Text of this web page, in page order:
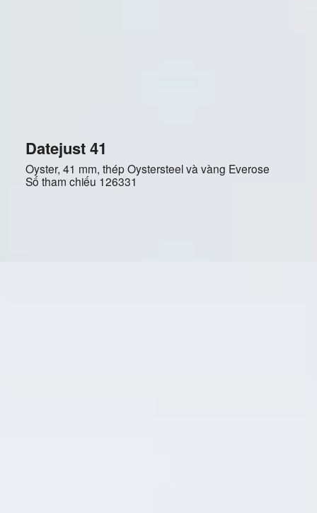
Datejust 41
Oyster, 41 mm, thép Oystersteel và vàng Everose
Số tham chiếu 126331